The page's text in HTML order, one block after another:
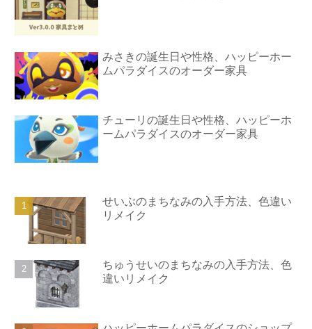
みさきの誕生日や性格、ハッピーホー
ムパラダイスのオーダー家具
チューリの誕生日や性格、ハッピーホ
ームパラダイスのオーダー家具
せいぶのまちなみの入手方法、色違い
リメイク
ちゅうせいのまちなみの入手方法、色
違いリメイク